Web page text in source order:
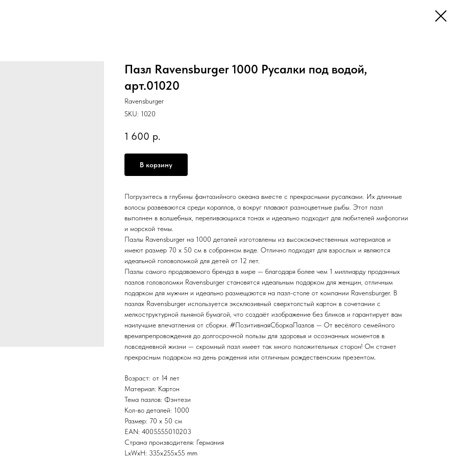
Пазл Ravensburger 1000 Русалки под водой,
арт.01020
Ravensburger
SKU: 1020
1 600 р.
В корзину
Погрузитесь в глубины фантазийного океана вместе с прекрасными русалками. Их длинные
волосы развеваются среди кораллов, а вокруг плавают разноцветные рыбы. Этот пазл
выполнен в волшебных, переливающихся тонах и идеально подходит для любителей мифологии
и морской темы.
Пазлы Ravensburger на 1000 деталей изготовлены из высококачественных материалов и
имеют размер 70 x 50 см в собранном виде. Отлично подходят для взрослых и являются
идеальной головоломкой для детей от 12 лет.
Пазлы самого продаваемого бренда в мире — благодаря более чем 1 миллиарду проданных
пазлов головоломки Ravensburger становятся идеальным подарком для женщин, отличным
подарком для мужчин и идеально размещаются на пазл-столе от компании Ravensburger. В
пазлах Ravensburger используется эксклюзивный сверхтолстый картон в сочетании с
мелкоструктурной льняной бумагой, что создаёт изображение без бликов и гарантирует вам
наилучшие впечатления от сборки. #ПозитивнаяСборкаПазлов — От весёлого семейного
времяпрепровождения до долгосрочной пользы для здоровья и осознанных моментов в
повседневной жизни — скромный пазл имеет так много положительных сторон! Он станет
прекрасным подарком на день рождения или отличным рождественским презентом.
Возраст: от 14 лет
Материал: Картон
Тема пазлов: Фэнтези
Кол-во деталей: 1000
Размер: 70 x 50 см
EAN: 4005555010203
Страна производителя: Германия
LxWxH: 335x255x55 mm